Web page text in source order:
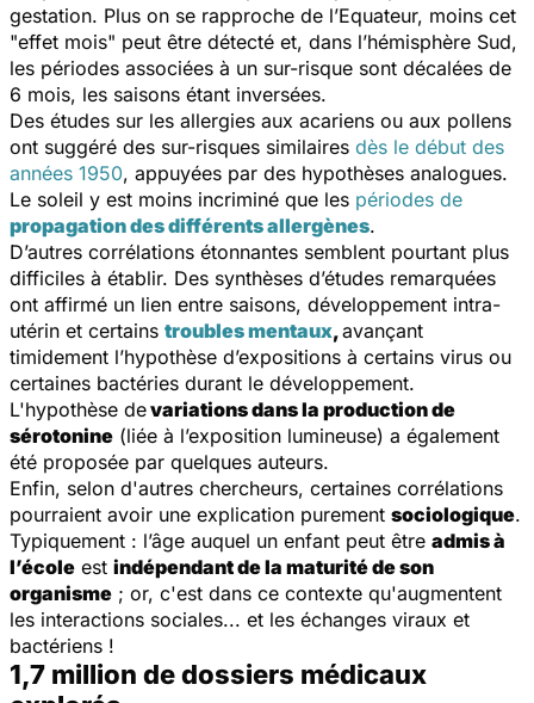
gestation. Plus on se rapproche de l’Equateur, moins cet
"effet mois" peut être détecté et, dans l’hémisphère Sud,
les périodes associées à un sur-risque sont décalées de
6 mois, les saisons étant inversées.
Des études sur les allergies aux acariens ou aux pollens
ont suggéré des sur-risques similaires dès le début des
années 1950, appuyées par des hypothèses analogues.
Le soleil y est moins incriminé que les périodes de
propagation des différents allergènes.
D’autres corrélations étonnantes semblent pourtant plus
difficiles à établir. Des synthèses d’études remarquées
ont affirmé un lien entre saisons, développement intra-
utérin et certains troubles mentaux,avançant
timidement l’hypothèse d’expositions à certains virus ou
certaines bactéries durant le développement.
L'hypothèse devariations dans la production de
sérotonine (liée à l’exposition lumineuse) a également
été proposée par quelques auteurs.
Enfin, selon d'autres chercheurs, certaines corrélations
pourraient avoir une explication purement sociologique.
Typiquement : l’âge auquel un enfant peut être admis à
l’école est indépendant de la maturité de son
organisme ; or, c'est dans ce contexte qu'augmentent
les interactions sociales... et les échanges viraux et
bactériens !
1,7 million de dossiers médicaux